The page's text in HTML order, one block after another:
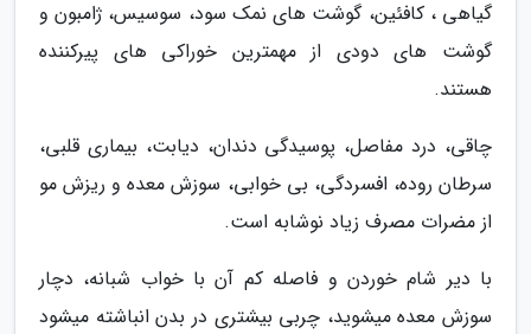
گیاهی ، کافئین، گوشت های نمک سود، سوسیس، ژامبون و
گوشت های دودی از مهمترین خوراکی های پیرکننده
هستند.
چاقی، درد مفاصل، پوسیدگی دندان، دیابت، بیماری قلبی،
سرطان روده، افسردگی، بی خوابی، سوزش معده و ریزش مو
از مضرات مصرف زیاد نوشابه است.
با دیر شام خوردن و فاصله کم آن با خواب شبانه، دچار
سوزش معده میشوید، چربی بیشتری در بدن انباشته میشود